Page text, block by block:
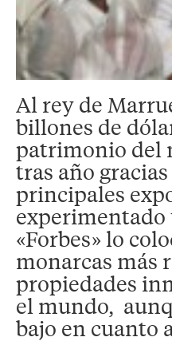
Al rey de
billones de
patrimonio del
tras año
principales
experimentado
«Forbes» lo
monarcas más
propiedades
el mundo,
bajo en cuanto